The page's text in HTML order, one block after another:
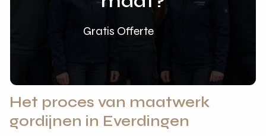
Gratis Offerte
Het proces van maatwerk
gordijnen in Everdingen